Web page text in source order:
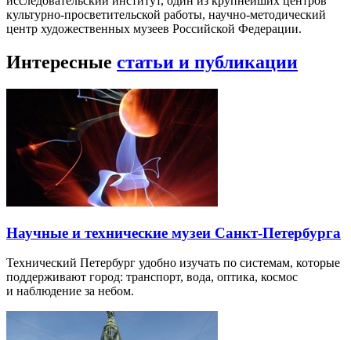
культурно-просветительской работы, научно-методический
центр художественных музеев Российской Федерации.
Интересные статьи и публикации
Научные и технические музеи Санкт-Петербурга
Технический Петербург удобно изучать по системам, которые
поддерживают город: транспорт, вода, оптика, космос
и наблюдение за небом.